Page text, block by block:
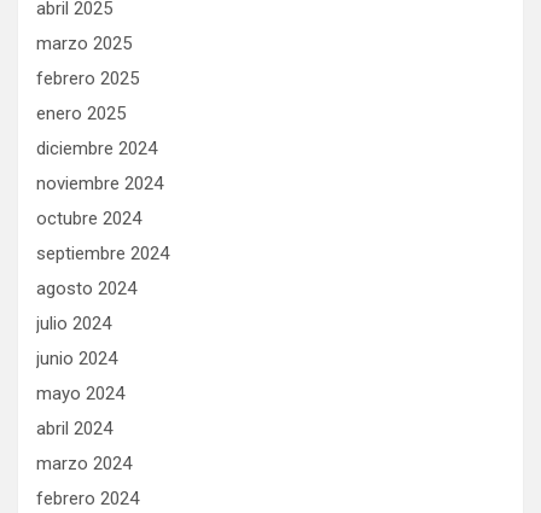
abril 2025
marzo 2025
febrero 2025
enero 2025
diciembre 2024
noviembre 2024
octubre 2024
septiembre 2024
agosto 2024
julio 2024
junio 2024
mayo 2024
abril 2024
marzo 2024
febrero 2024